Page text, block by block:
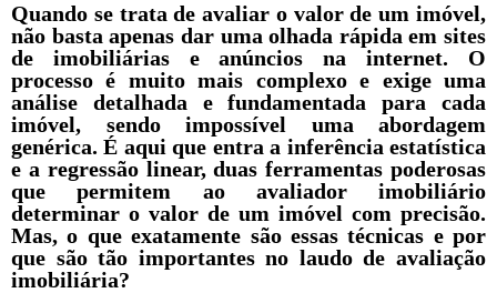
Quando se trata de avaliar o valor de um imóvel,
não basta apenas dar uma olhada rápida em sites
de imobiliárias e anúncios na internet. O
processo é muito mais complexo e exige uma
análise detalhada e fundamentada para cada
imóvel, sendo impossível uma abordagem
genérica. É aqui que entra a inferência estatística
e a regressão linear, duas ferramentas poderosas
que permitem ao avaliador imobiliário
determinar o valor de um imóvel com precisão.
Mas, o que exatamente são essas técnicas e por
que são tão importantes no laudo de avaliação
imobiliária?